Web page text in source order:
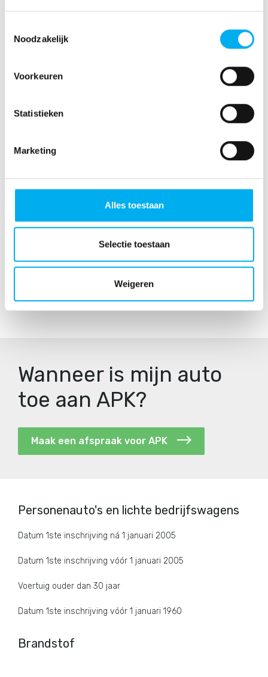
Noodzakelijk
Voorkeuren
Statistieken
Marketing
Alles toestaan
Selectie toestaan
Weigeren
Voordelen van de officiële dealer
Kent uw voertuig als geen ander
Mercedes-Benz en Ford diagnose- en
uitleesapparatuur
Garantie op reparaties en onderdelen
Wanneer is mijn auto
toe aan APK?
Maak een afspraak voor APK
Personenauto's en lichte bedrijfswagens
Datum 1ste inschrijving ná 1 januari 2005
Datum 1ste inschrijving vóór 1 januari 2005
Voertuig ouder dan 30 jaar
Datum 1ste inschrijving vóór 1 januari 1960
Brandstof